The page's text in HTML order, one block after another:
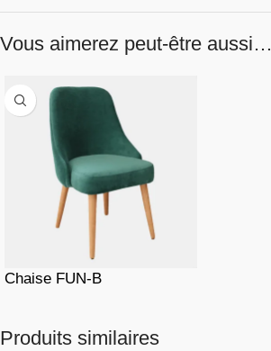
Vous aimerez peut-être aussi…
Chaise FUN-B
Produits similaires